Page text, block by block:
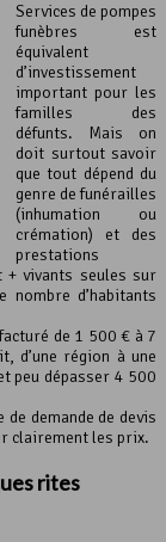
Services de pompes
funèbres est
équivalent
d’investissement
important pour les
familles des
défunts. Mais on
doit surtout savoir
que tout dépend du
genre de funérailles
(inhumation ou
crémation) et des
prestations
+ vivants seules sur
d’habitants
de 1 500 € à 7
d’une région à une
peu dépasser 4 500
demande de devis
clairement les prix.
rites